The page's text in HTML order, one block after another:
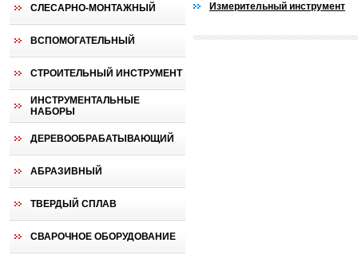
СЛЕСАРНО-МОНТАЖНЫЙ
ВСПОМОГАТЕЛЬНЫЙ
СТРОИТЕЛЬНЫЙ ИНСТРУМЕНТ
ИНСТРУМЕНТАЛЬНЫЕ
НАБОРЫ
ДЕРЕВООБРАБАТЫВАЮЩИЙ
АБРАЗИВНЫЙ
ТВЕРДЫЙ СПЛАВ
СВАРОЧНОЕ ОБОРУДОВАНИЕ
Измерительный инструмент